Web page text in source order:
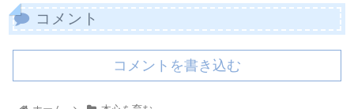
コメント
コメントを書き込む